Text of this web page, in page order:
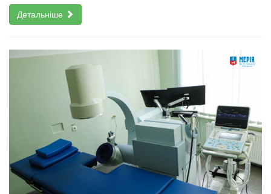
Детальніше